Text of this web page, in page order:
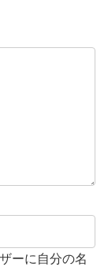
ーに自分の名